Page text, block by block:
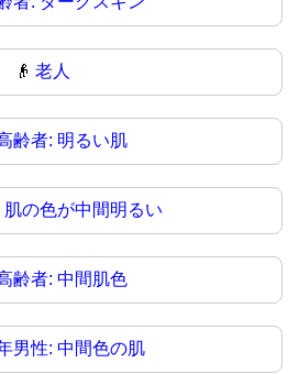
👴 老人
齢者: 明るい肌
肌の色が中間明るい
齢者: 中間肌色
男性: 中間色の肌